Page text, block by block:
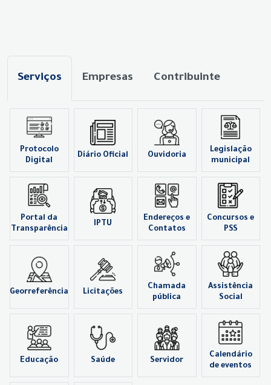
Serviços Empresas Contribuinte
Protocolo
Digital
Diário Oficial Ouvidoria
Legislação
municipal
Portal da
Transparência
IPTU
Endereços e
Contatos
Concursos e
PSS
Georreferência Licitações
Chamada
pública
Assistência
Social
Educação Saúde Servidor
Calendário
de eventos